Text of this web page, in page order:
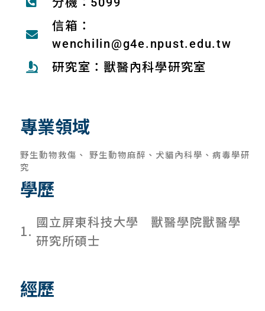
信箱：
wenchilin@g4e.npust.edu.tw
研究室：獸醫內科學研究室
專業領域
野生動物救傷、 野生動物麻醉、犬貓內科學、病毒學研
究
學歷
1.
國立屏東科技大學 獸醫學院獸醫學
研究所碩士
經歷